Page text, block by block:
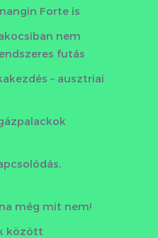
Forte is
nem
futás
– ausztriai
még mit nem!
között